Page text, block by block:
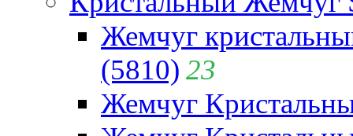
Жемчуг
(5810) 23
Жемчуг